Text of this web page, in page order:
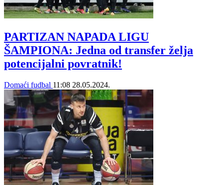
PARTIZAN NAPADA LIGU
ŠAMPIONA: Jedna od transfer želja
potencijalni povratnik!
Domaći fudbal 11:08 28.05.2024.